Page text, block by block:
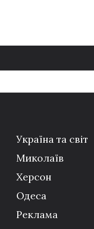
Україна та світ
Миколаїв
Херсон
Одеса
Реклама